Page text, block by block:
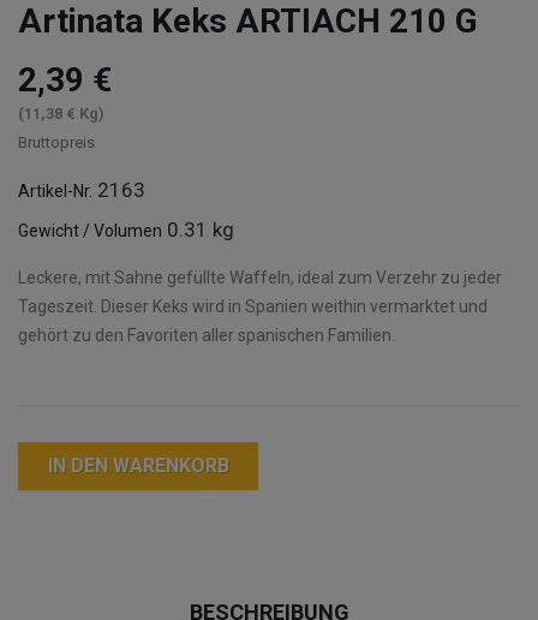
Artinata Keks ARTIACH 210 G
2,39 €
(11,38 € Kg)
Bruttopreis
Artikel-Nr. 2163
Gewicht / Volumen 0.31 kg
Leckere, mit Sahne gefüllte Waffeln, ideal zum Verzehr zu jeder
Tageszeit. Dieser Keks wird in Spanien weithin vermarktet und
gehört zu den Favoriten aller spanischen Familien.
IN DEN WARENKORB
BESCHREIBUNG